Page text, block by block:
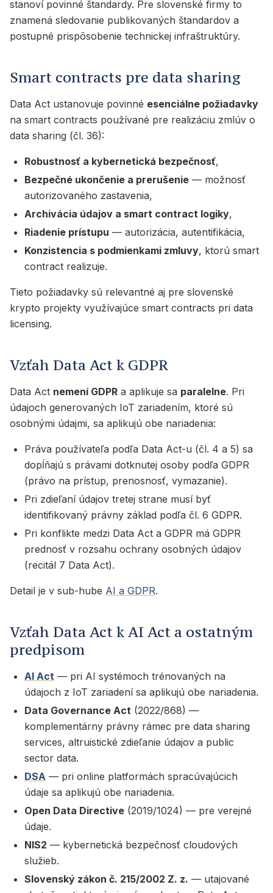
stanoví povinné štandardy. Pre slovenské firmy to
znamená sledovanie publikovaných štandardov a
postupné prispôsobenie technickej infraštruktúry.
Smart contracts pre data sharing
Data Act ustanovuje povinné esenciálne požiadavky
na smart contracts používané pre realizáciu zmlúv o
data sharing (čl. 36):
Robustnosť a kybernetická bezpečnosť,
Bezpečné ukončenie a prerušenie — možnosť
autorizovaného zastavenia,
Archivácia údajov a smart contract logiky,
Riadenie prístupu — autorizácia, autentifikácia,
Konzistencia s podmienkami zmluvy, ktorú smart
contract realizuje.
Tieto požiadavky sú relevantné aj pre slovenské
krypto projekty využívajúce smart contracts pri data
licensing.
Vzťah Data Act k GDPR
Data Act nemení GDPR a aplikuje sa paralelne. Pri
údajoch generovaných IoT zariadením, ktoré sú
osobnými údajmi, sa aplikujú obe nariadenia:
Práva používateľa podľa Data Act-u (čl. 4 a 5) sa
dopĺňajú s právami dotknutej osoby podľa GDPR
(právo na prístup, prenosnosť, vymazanie).
Pri zdieľaní údajov tretej strane musí byť
identifikovaný právny základ podľa čl. 6 GDPR.
Pri konflikte medzi Data Act a GDPR má GDPR
prednosť v rozsahu ochrany osobných údajov
(recitál 7 Data Act).
Detail je v sub-hube AI a GDPR.
Vzťah Data Act k AI Act a ostatným
predpisom
AI Act — pri AI systémoch trénovaných na
údajoch z IoT zariadení sa aplikujú obe nariadenia.
Data Governance Act (2022/868) —
komplementárny právny rámec pre data sharing
services, altruistické zdieľanie údajov a public
sector data.
DSA — pri online platformách spracúvajúcich
údaje sa aplikujú obe nariadenia.
Open Data Directive (2019/1024) — pre verejné
údaje.
NIS2 — kybernetická bezpečnosť cloudových
služieb.
Slovenský zákon č. 215/2002 Z. z. — utajované